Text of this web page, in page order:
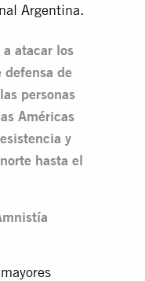
Argentina.
atacar los
defensa de
personas
Américas
y
hasta el